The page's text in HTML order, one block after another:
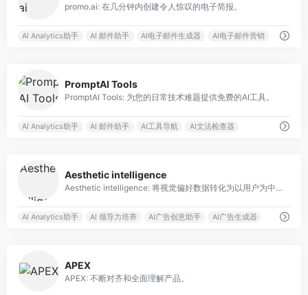
promo.ai: 在几分钟内创建令人惊叹的电子简报。
AI Analytics助手 AI 邮件助手 AI电子邮件生成器 AI电子邮件营销
PromptAI Tools
PromptAI Tools: 为您的日常技术难题提供免费的AI工具。
AI Analytics助手 AI 邮件助手 AI工具导航 AI文法检查器
Aesthetic intelligence
Aesthetic intelligence: 将视觉偏好数据转化为以用户为中心的美学模型
AI Analytics助手 AI 领导力培养 AI广告创意助手 AI广告生成器
APEX
APEX: 不断对齐和全面理解产品。